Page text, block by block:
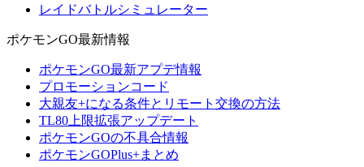
レイドバトルシミュレーター
ポケモンGO最新情報
ポケモンGO最新アプデ情報
プロモーションコード
大親友+になる条件とリモート交換の方法
TL80上限拡張アップデート
ポケモンGOの不具合情報
ポケモンGOPlus+まとめ